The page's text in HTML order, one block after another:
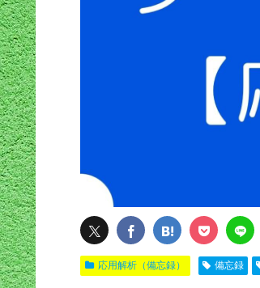
応用解析（備忘録） 備忘録